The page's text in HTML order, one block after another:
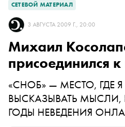
СЕТЕВОЙ МАТЕРИАЛ
3 АВГУСТА 2009 Г., 20:00
Михаил
присоединился
«СНОБ» — МЕСТО, ГДЕ
ВЫСКАЗЫВАТЬ
ГОДЫ НЕВЕДЕНИЯ